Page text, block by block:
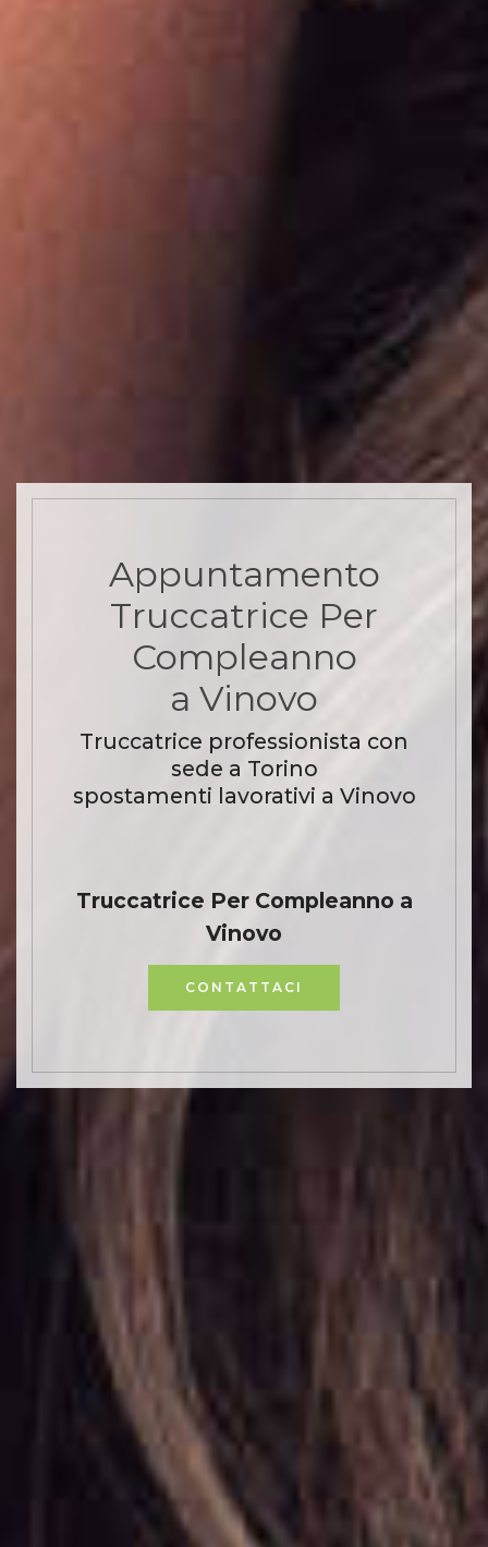
Appuntamento
Truccatrice Per
Compleanno
a Vinovo
Truccatrice professionista con
sede a Torino
spostamenti lavorativi a Vinovo
Truccatrice Per Compleanno a
Vinovo
CONTATTACI